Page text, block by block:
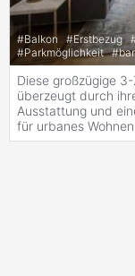
#Balkon #Erstbezug
#Parkmöglichkeit #
Diese großzügige
überzeugt durch
Ausstattung und
für urbanes